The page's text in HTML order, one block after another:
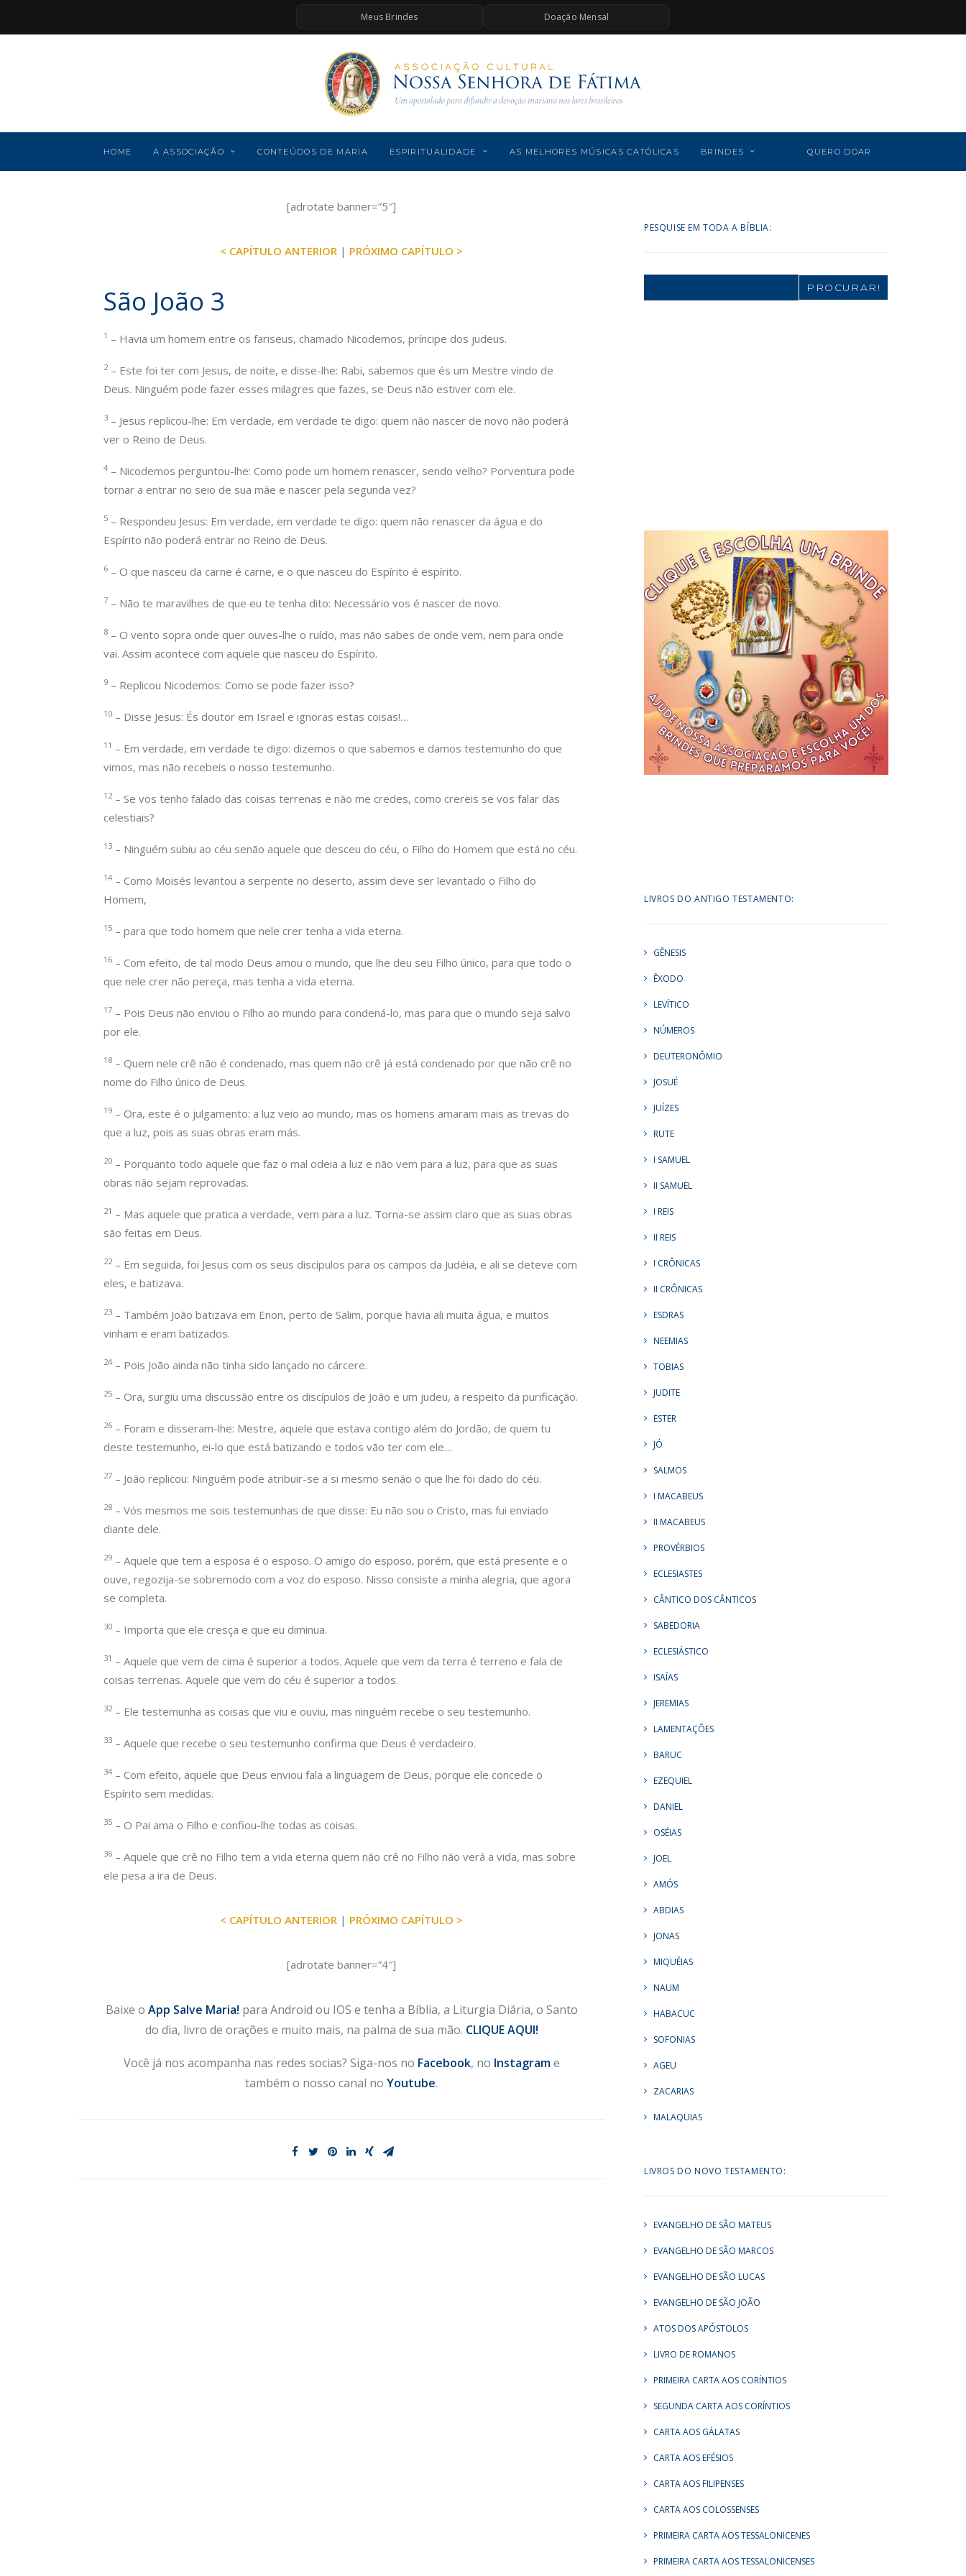
Meus Brindes Doação Mensal
HOME A ASSOCIAÇÃO CONTEÚDOS DE MARIA ESPIRITUALIDADE AS MELHORES MÚSICAS CATÓLICAS BRINDES QUERO DOAR
[adrotate banner=”5″]
< CAPÍTULO ANTERIOR | PRÓXIMO CAPÍTULO >
São João 3
1 – Havia um homem entre os fariseus, chamado Nicodemos, príncipe dos judeus.
2– Este foi ter com Jesus, de noite, e disse-lhe: Rabi, sabemos que és um Mestre vindo de
Deus. Ninguém pode fazer esses milagres que fazes, se Deus não estiver com ele.
3 – Jesus replicou-lhe: Em verdade, em verdade te digo: quem não nascer de novo não poderá
ver o Reino de Deus.
4 – Nicodemos perguntou-lhe: Como pode um homem renascer, sendo velho? Porventura pode
tornar a entrar no seio de sua mãe e nascer pela segunda vez?
5 – Respondeu Jesus: Em verdade, em verdade te digo: quem não renascer da água e do
Espírito não poderá entrar no Reino de Deus.
6 – O que nasceu da carne é carne, e o que nasceu do Espírito é espírito.
7 – Não te maravilhes de que eu te tenha dito: Necessário vos é nascer de novo.
8 – O vento sopra onde quer ouves-lhe o ruído, mas não sabes de onde vem, nem para onde
vai. Assim acontece com aquele que nasceu do Espírito.
9 – Replicou Nicodemos: Como se pode fazer isso?
10 – Disse Jesus: És doutor em Israel e ignoras estas coisas!…
11 – Em verdade, em verdade te digo: dizemos o que sabemos e damos testemunho do que
vimos, mas não recebeis o nosso testemunho.
12– Se vos tenho falado das coisas terrenas e não me credes, como crereis se vos falar das
celestiais?
13 – Ninguém subiu ao céu senão aquele que desceu do céu, o Filho do Homem que está no céu.
14 – Como Moisés levantou a serpente no deserto, assim deve ser levantado o Filho do
Homem,
15 – para que todo homem que nele crer tenha a vida eterna.
16 – Com efeito, de tal modo Deus amou o mundo, que lhe deu seu Filho único, para que todo o
que nele crer não pereça, mas tenha a vida eterna.
17 – Pois Deus não enviou o Filho ao mundo para condená-lo, mas para que o mundo seja salvo
por ele.
18 – Quem nele crê não é condenado, mas quem não crê já está condenado por que não crê no
nome do Filho único de Deus.
19 – Ora, este é o julgamento: a luz veio ao mundo, mas os homens amaram mais as trevas do
que a luz, pois as suas obras eram más.
20 – Porquanto todo aquele que faz o mal odeia a luz e não vem para a luz, para que as suas
obras não sejam reprovadas.
21 – Mas aquele que pratica a verdade, vem para a luz. Torna-se assim claro que as suas obras
são feitas em Deus.
22– Em seguida, foi Jesus com os seus discípulos para os campos da Judéia, e ali se deteve com
eles, e batizava.
23 – Também João batizava em Enon, perto de Salim, porque havia ali muita água, e muitos
vinham e eram batizados.
24 – Pois João ainda não tinha sido lançado no cárcere.
25 – Ora, surgiu uma discussão entre os discípulos de João e um judeu, a respeito da purificação.
26 – Foram e disseram-lhe: Mestre, aquele que estava contigo além do Jordão, de quem tu
deste testemunho, ei-lo que está batizando e todos vão ter com ele…
27 – João replicou: Ninguém pode atribuir-se a si mesmo senão o que lhe foi dado do céu.
28 – Vós mesmos me sois testemunhas de que disse: Eu não sou o Cristo, mas fui enviado
diante dele.
29 – Aquele que tem a esposa é o esposo. O amigo do esposo, porém, que está presente e o
ouve, regozija-se sobremodo com a voz do esposo. Nisso consiste a minha alegria, que agora
se completa.
30 – Importa que ele cresça e que eu diminua.
31 – Aquele que vem de cima é superior a todos. Aquele que vem da terra é terreno e fala de
coisas terrenas. Aquele que vem do céu é superior a todos.
32– Ele testemunha as coisas que viu e ouviu, mas ninguém recebe o seu testemunho.
33 – Aquele que recebe o seu testemunho confirma que Deus é verdadeiro.
34 – Com efeito, aquele que Deus enviou fala a linguagem de Deus, porque ele concede o
Espírito sem medidas.
35 – O Pai ama o Filho e confiou-lhe todas as coisas.
36 – Aquele que crê no Filho tem a vida eterna quem não crê no Filho não verá a vida, mas sobre
ele pesa a ira de Deus.
< CAPÍTULO ANTERIOR | PRÓXIMO CAPÍTULO >
[adrotate banner=”4″]
Baixe o App Salve Maria! para Android ou IOS e tenha a Bíblia, a Liturgia Diária, o Santo
do dia, livro de orações e muito mais, na palma de sua mão. CLIQUE AQUI!
Você já nos acompanha nas redes socias? Siga-nos no Facebook, no Instagrame
também o nosso canal no Youtube.
PESQUISE EM TODA A BÍBLIA:
Search
LIVROS DO ANTIGO TESTAMENTO:
GÊNESIS
ÊXODO
LEVÍTICO
NÚMEROS
DEUTERONÔMIO
JOSUÉ
JUÍZES
RUTE
I SAMUEL
II SAMUEL
I REIS
II REIS
I CRÔNICAS
II CRÔNICAS
ESDRAS
NEEMIAS
TOBIAS
JUDITE
ESTER
JÓ
SALMOS
I MACABEUS
II MACABEUS
PROVÉRBIOS
ECLESIASTES
CÂNTICO DOS CÂNTICOS
SABEDORIA
ECLESIÁSTICO
ISAÍAS
JEREMIAS
LAMENTAÇÕES
BARUC
EZEQUIEL
DANIEL
OSÉIAS
JOEL
AMÓS
ABDIAS
JONAS
MIQUÉIAS
NAUM
HABACUC
SOFONIAS
AGEU
ZACARIAS
MALAQUIAS
LIVROS DO NOVO TESTAMENTO:
EVANGELHO DE SÃO MATEUS
EVANGELHO DE SÃO MARCOS
EVANGELHO DE SÃO LUCAS
EVANGELHO DE SÃO JOÃO
ATOS DOS APÓSTOLOS
LIVRO DE ROMANOS
PRIMEIRA CARTA AOS CORÍNTIOS
SEGUNDA CARTA AOS CORÍNTIOS
CARTA AOS GÁLATAS
CARTA AOS EFÉSIOS
CARTA AOS FILIPENSES
CARTA AOS COLOSSENSES
PRIMEIRA CARTA AOS TESSALONICENES
PRIMEIRA CARTA AOS TESSALONICENSES